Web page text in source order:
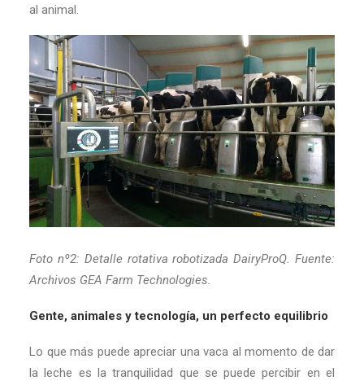
al animal.
Foto nº2: Detalle rotativa robotizada DairyProQ. Fuente:
Archivos GEA Farm Technologies.
Gente, animales y tecnología, un perfecto equilibrio
Lo que más puede apreciar una vaca al momento de dar
la leche es la tranquilidad que se puede percibir en el